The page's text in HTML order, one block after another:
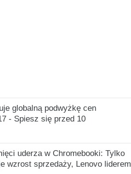
globalną podwyżkę cen
- Spiesz się przed 10
uderza w Chromebooki: Tylko
wzrost sprzedaży, Lenovo liderem